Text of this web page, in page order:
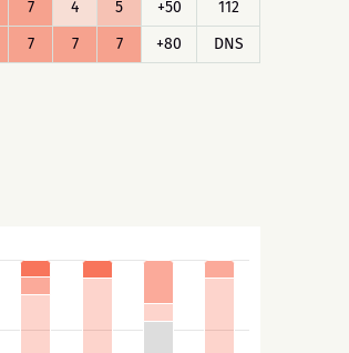
7 4 5 +50
112
7 7 7 +80 DNS